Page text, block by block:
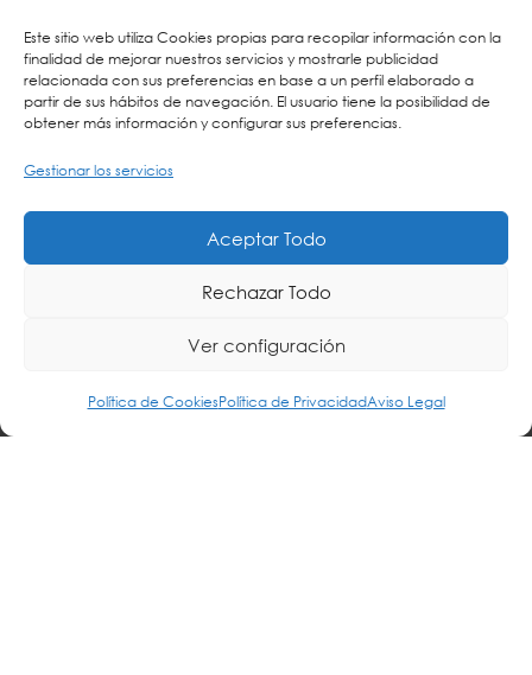
Este sitio web utiliza Cookies propias para recopilar información con la
finalidad de mejorar nuestros servicios y mostrarle publicidad
relacionada con sus preferencias en base a un perfil elaborado a
partir de sus hábitos de navegación. El usuario tiene la posibilidad de
obtener más información y configurar sus preferencias.
Gestionar los servicios
Aceptar Todo
Rechazar Todo
Ver configuración
Política de CookiesPolítica de PrivacidadAviso Legal
1 2 3 4 5
© 2026 Colegio URKIDE Ikastetxea, School.
-